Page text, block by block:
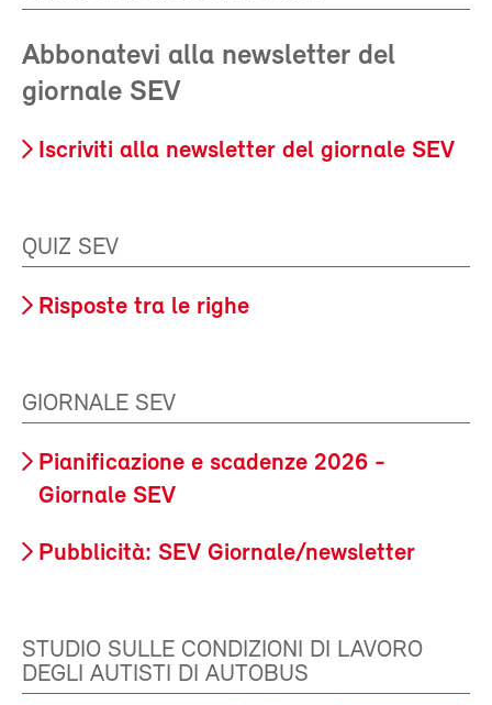
Abbonatevi alla newsletter del
giornale SEV
Iscriviti alla newsletter del giornale SEV
QUIZ SEV
Risposte tra le righe
GIORNALE SEV
Pianificazione e scadenze 2026 -
Giornale SEV
Pubblicità: SEV Giornale/newsletter
STUDIO SULLE CONDIZIONI DI LAVORO
DEGLI AUTISTI DI AUTOBUS